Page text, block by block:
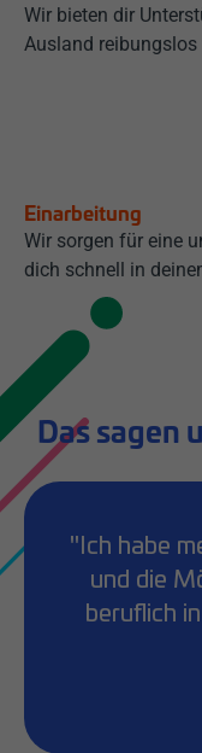
Wir bieten dir
Ausland
Einarbeitung
Wir sorgen für eine
dich schnell in
Das sagen
"Ich habe
und die
beruflich